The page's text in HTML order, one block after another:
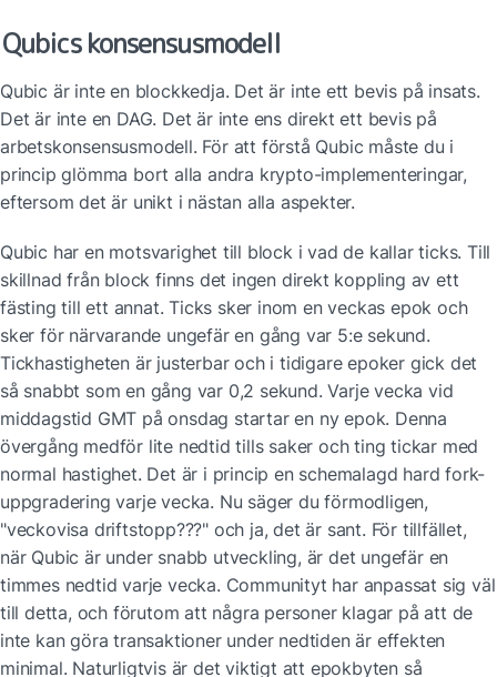
Qubics konsensusmodell
Qubic är inte en blockkedja. Det är inte ett bevis på insats.
Det är inte en DAG. Det är inte ens direkt ett bevis på
arbetskonsensusmodell. För att förstå Qubic måste du i
princip glömma bort alla andra krypto-implementeringar,
eftersom det är unikt i nästan alla aspekter.
Qubic har en motsvarighet till block i vad de kallar ticks. Till
skillnad från block finns det ingen direkt koppling av ett
fästing till ett annat. Ticks sker inom en veckas epok och
sker för närvarande ungefär en gång var 5:e sekund.
Tickhastigheten är justerbar och i tidigare epoker gick det
så snabbt som en gång var 0,2 sekund. Varje vecka vid
middagstid GMT på onsdag startar en ny epok. Denna
övergång medför lite nedtid tills saker och ting tickar med
normal hastighet. Det är i princip en schemalagd hard fork-
uppgradering varje vecka. Nu säger du förmodligen,
"veckovisa driftstopp???" och ja, det är sant. För tillfället,
när Qubic är under snabb utveckling, är det ungefär en
timmes nedtid varje vecka. Communityt har anpassat sig väl
till detta, och förutom att några personer klagar på att de
inte kan göra transaktioner under nedtiden är effekten
minimal. Naturligtvis är det viktigt att epokbyten så